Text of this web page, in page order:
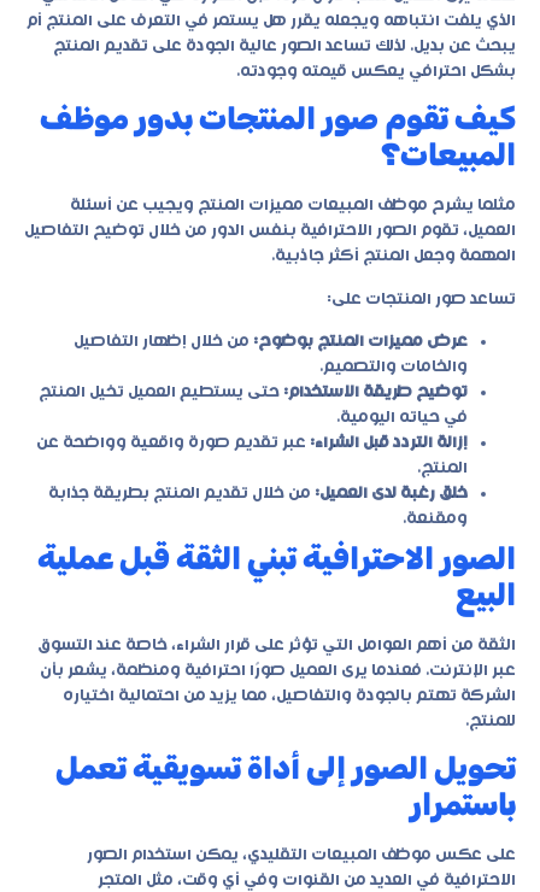
الذي يلفت انتباهه ويجعله يقرر هل يستمر في التعرف على المنتج أم
يبحث عن بديل. لذلك تساعد الصور عالية الجودة على تقديم المنتج
بشكل احترافي يعكس قيمته وجودته.
كيف تقوم صور المنتجات بدور موظف
المبيعات؟
مثلما يشرح موظف المبيعات مميزات المنتج ويجيب عن أسئلة
العميل، تقوم الصور الاحترافية بنفس الدور من خلال توضيح التفاصيل
المهمة وجعل المنتج أكثر جاذبية.
تساعد صور المنتجات على:
عرض مميزات المنتج بوضوح: من خلال إظهار التفاصيل
والخامات والتصميم.
توضيح طريقة الاستخدام: حتى يستطيع العميل تخيل المنتج
في حياته اليومية.
إزالة التردد قبل الشراء: عبر تقديم صورة واقعية وواضحة عن
المنتج.
خلق رغبة لدى العميل: من خلال تقديم المنتج بطريقة جذابة
ومقنعة.
الصور الاحترافية تبني الثقة قبل عملية
البيع
الثقة من أهم العوامل التي تؤثر على قرار الشراء، خاصة عند التسوق
عبر الإنترنت. فعندما يرى العميل صورًا احترافية ومنظمة، يشعر بأن
الشركة تهتم بالجودة والتفاصيل، مما يزيد من احتمالية اختياره
للمنتج.
تحويل الصور إلى أداة تسويقية تعمل
باستمرار
على عكس موظف المبيعات التقليدي، يمكن استخدام الصور
الاحترافية في العديد من القنوات وفي أي وقت، مثل المتجر